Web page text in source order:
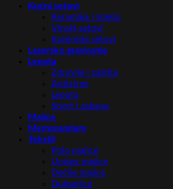
Kućni setovi
Keramika i staklo
Vinski setovi
Kuhinjski setovi
Lasersko graviranje
Lepota
Zdravlje i zaštita
Antistres
Lepota
Sport i zabava
Majice
Memorandum
Tekstil
Polo majice
Unisex majice
Dečije majice
Dukserice